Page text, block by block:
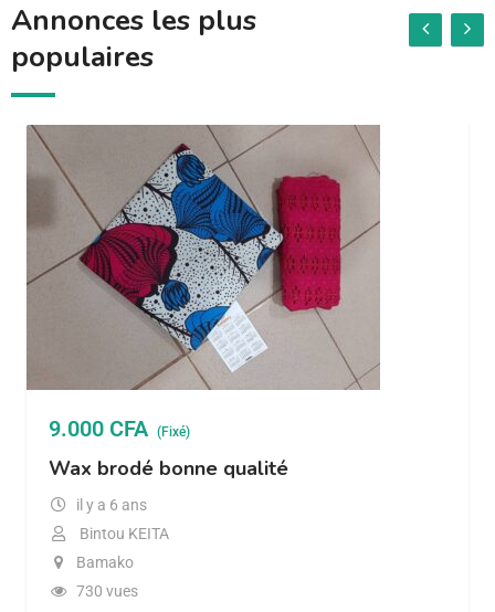
Annonces les plus
populaires
9.000 CFA (Fixé)
Wax brodé bonne qualité
il y a 6 ans
Bintou KEITA
Bamako
730 vues